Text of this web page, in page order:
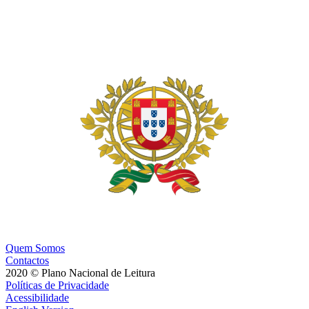
Quem Somos
Contactos
2020 © Plano Nacional de Leitura
Políticas de Privacidade
Acessibilidade